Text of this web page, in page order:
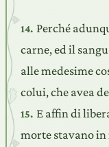
14. Perché
carne, ed il
alle medesime
colui, che avea
15. E affin di
morte stavano